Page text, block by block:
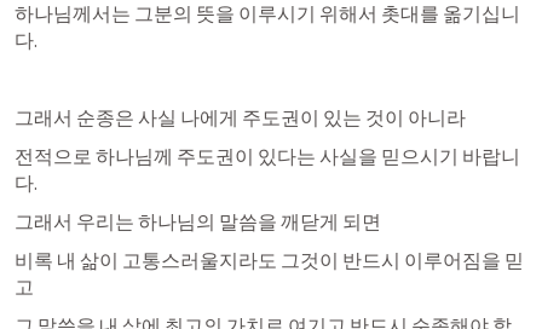
하나님께서는 그분의 뜻을 이루시기 위해서 촛대를 옮기십니
다.
그래서 순종은 사실 나에게 주도권이 있는 것이 아니라
전적으로 하나님께 주도권이 있다는 사실을 믿으시기 바랍니
다.
그래서 우리는 하나님의 말씀을 깨닫게 되면
비록 내 삶이 고통스러울지라도 그것이 반드시 이루어짐을 믿
고